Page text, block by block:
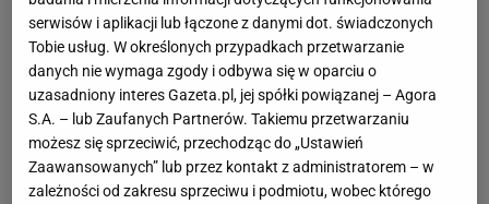
serwisów i aplikacji lub łączone z danymi dot. świadczonych
Tobie usług. W określonych przypadkach przetwarzanie
danych nie wymaga zgody i odbywa się w oparciu o
uzasadniony interes Gazeta.pl, jej spółki powiązanej – Agora
S.A. – lub Zaufanych Partnerów. Takiemu przetwarzaniu
możesz się sprzeciwić, przechodząc do „Ustawień
Zaawansowanych” lub przez kontakt z administratorem – w
zależności od zakresu sprzeciwu i podmiotu, wobec którego